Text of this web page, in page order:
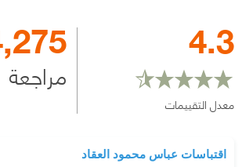
4.3
معدل التقييمات
مراجعة
اقتباسات عباس محمود العقاد